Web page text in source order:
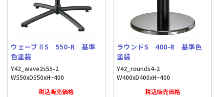
ウェーブⅡS 550-R 基準
色塗装
Y42_wave2s55-2
W550xD550xH~400
税込販売価格
ラウンドS 400-R 基準色
塗装
Y42_rounds4-2
W400xD400xH~400
税込販売価格